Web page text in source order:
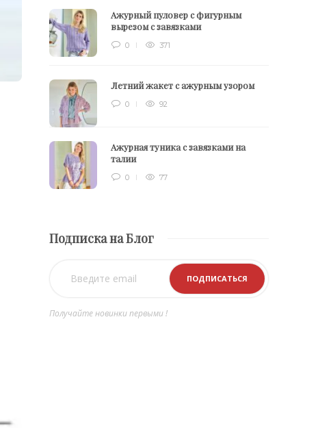
Ажурный пуловер с фигурным
вырезом с завязками
0 371
Летний жакет с ажурным узором
0 92
Ажурная туника с завязками на
талии
0 77
Подписка на Блог
Получайте новинки первыми !